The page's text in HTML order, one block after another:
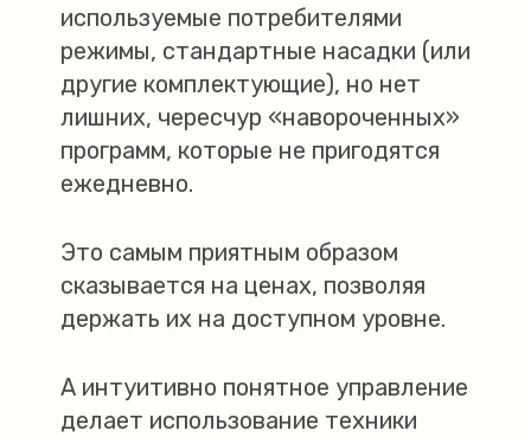
используемые потребителями
режимы, стандартные насадки (или
другие комплектующие), но нет
лишних, чересчур «навороченных»
программ, которые не пригодятся
ежедневно.
Это самым приятным образом
сказывается на ценах, позволяя
держать их на доступном уровне.
А интуитивно понятное управление
делает использование техники